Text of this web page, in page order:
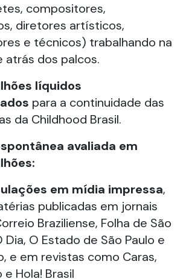
compositores,
diretores artísticos,
e técnicos) trabalhando na
atrás dos palcos.
líquidos
para a continuidade das
da Childhood Brasil.
avaliada em
em mídia impressa,
publicadas em jornais
Braziliense, Folha de São
Dia, O Estado de São Paulo e
e em revistas como Caras,
Hola! Brasil